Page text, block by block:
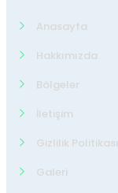
Anasayfa
Hakkımızda
Bölgeler
İletişim
Gizlilik Politikası
Galeri